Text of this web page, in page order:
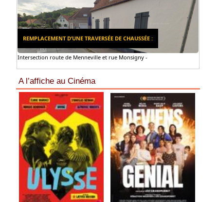
REMPLACEMENT D’UNE TRAVERSÉE DE CHAUSSÉE :
Intersection route de Menneville et rue Monsigny -
A l’affiche au Cinéma